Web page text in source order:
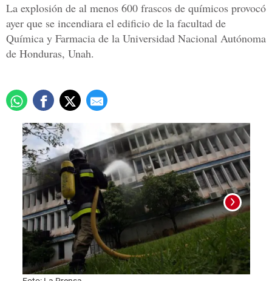
La explosión de al menos 600 frascos de químicos provocó
ayer que se incendiara el edificio de la facultad de
Química y Farmacia de la Universidad Nacional Autónoma
de Honduras, Unah.